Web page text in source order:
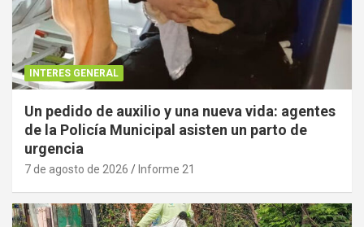
INTERES GENERAL
Un pedido de auxilio y una nueva vida: agentes
de la Policía Municipal asisten un parto de
urgencia
7 de agosto de 2026 Informe 21